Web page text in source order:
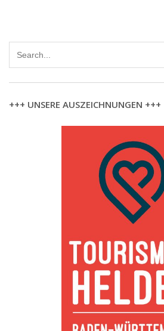
+++ UNSERE AUSZEICHNUNGEN +++